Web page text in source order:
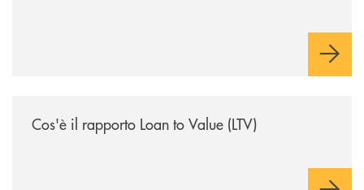
Cos'è il rapporto Loan to Value (LTV)